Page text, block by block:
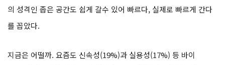
의 성격인 좁은 공간도 쉽게 갈수 있어 빠르다, 실제로 빠르게 간다
를 꼽았다.
지금은 어떨까. 요즘도 신속성(19%)과 실용성(17%) 등 바이